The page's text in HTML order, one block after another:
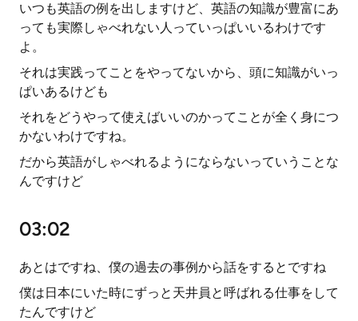
いつも英語の例を出しますけど、英語の知識が豊富にあ
っても実際しゃべれない人っていっぱいいるわけです
よ。
それは実践ってことをやってないから、頭に知識がいっ
ぱいあるけども
それをどうやって使えばいいのかってことが全く身につ
かないわけですね。
だから英語がしゃべれるようにならないっていうことな
んですけど
03:02
あとはですね、僕の過去の事例から話をするとですね
僕は日本にいた時にずっと天井員と呼ばれる仕事をして
たんですけど